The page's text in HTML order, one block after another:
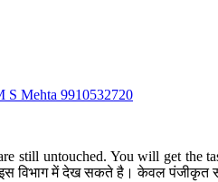
S Mehta 9910532720
still untouched. You will get the
इस विभाग में देख सकते है। केवल